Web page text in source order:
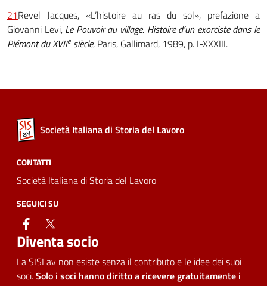
21Revel Jacques, «L’histoire au ras du sol», prefazione a
Giovanni Levi, Le Pouvoir au village. Histoire d’un exorciste dans le
Piémont du XVIIe siècle, Paris, Gallimard, 1989, p. I-XXXIII.
Società Italiana di Storia del Lavoro
CONTATTI
Società Italiana di Storia del Lavoro
SEGUICI SU
facebook
Diventa socio
La SISLav non esiste senza il contributo e le idee dei suoi
soci.Solo i soci hanno diritto a ricevere gratuitamente i